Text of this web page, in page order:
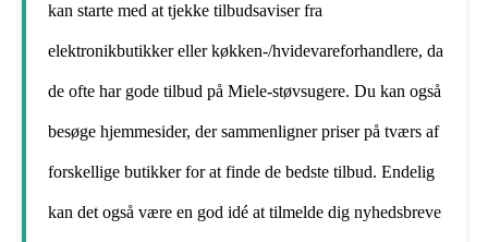
kan starte med at tjekke tilbudsaviser fra
elektronikbutikker eller køkken-/hvidevareforhandlere, da
de ofte har gode tilbud på Miele-støvsugere. Du kan også
besøge hjemmesider, der sammenligner priser på tværs af
forskellige butikker for at finde de bedste tilbud. Endelig
kan det også være en god idé at tilmelde dig nyhedsbreve